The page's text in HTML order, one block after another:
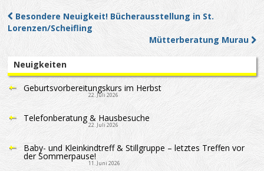
Post navigation
Besondere Neuigkeit! Bücherausstellung in St.
Lorenzen/Scheifling
Mütterberatung Murau
Neuigkeiten
Geburtsvorbereitungskurs im Herbst
22. Juli 2026
Telefonberatung & Hausbesuche
22. Juli 2026
Baby- und Kleinkindtreff & Stillgruppe – letztes Treffen vor
der Sommerpause!
11. Juni 2026